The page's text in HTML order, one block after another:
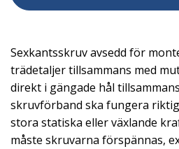
Sexkantsskruv avsedd för
trädetaljer tillsammans med
direkt i gängade hål
skruvförband ska fungera
stora statiska eller växlande
måste skruvarna förspännas,